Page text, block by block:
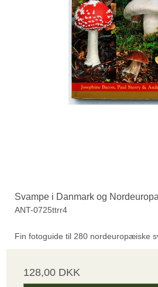
Svampe i Danmark og Nordeuropa
ANT-0725ttrr4
Fin fotoguide til 280 nordeuropæiske
128,00 DKK